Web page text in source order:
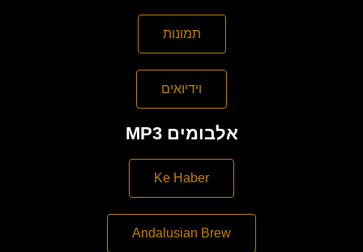
תמונות
וידיואים
MP3 אלבומים
Ke Haber
Andalusian Brew